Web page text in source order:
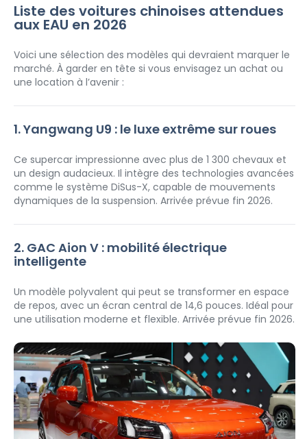
Liste des voitures chinoises attendues
aux EAU en 2026
Voici une sélection des modèles qui devraient marquer le
marché. À garder en tête si vous envisagez un achat ou
une location à l’avenir :
1. Yangwang U9 : le luxe extrême sur roues
Ce supercar impressionne avec plus de 1 300 chevaux et
un design audacieux. Il intègre des technologies avancées
comme le système DiSus-X, capable de mouvements
dynamiques de la suspension. Arrivée prévue fin 2026.
2. GAC Aion V : mobilité électrique
intelligente
Un modèle polyvalent qui peut se transformer en espace
de repos, avec un écran central de 14,6 pouces. Idéal pour
une utilisation moderne et flexible. Arrivée prévue fin 2026.